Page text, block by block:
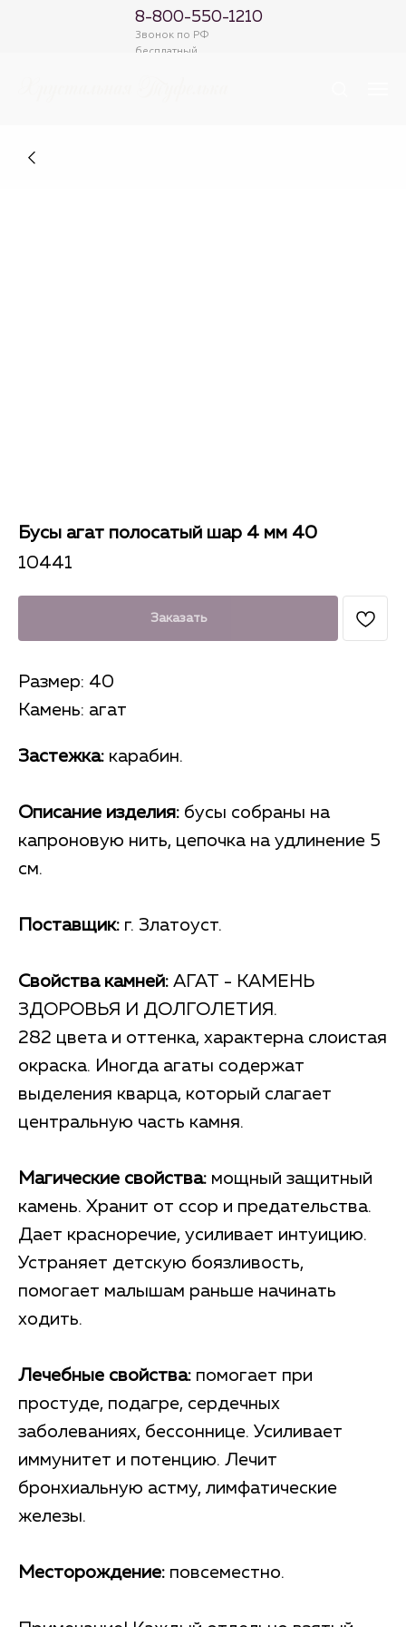
8-800-550-1210
Звонок по РФ
бесплатный
Бусы агат полосатый шар 4 мм 40
10441
Заказать
Застежка: карабин.
Описание изделия: бусы собраны на
капроновую нить, цепочка на удлинение 5
см.
Поставщик: г. Златоуст.
Свойства камней: АГАТ - КАМЕНЬ
ЗДОРОВЬЯ И ДОЛГОЛЕТИЯ.
282 цвета и оттенка, характерна слоистая
окраска. Иногда агаты содержат
выделения кварца, который слагает
центральную часть камня.
Магические свойства: мощный защитный
камень. Хранит от ссор и предательства.
Дает красноречие, усиливает интуицию.
Устраняет детскую боязливость,
помогает малышам раньше начинать
ходить.
Лечебные свойства: помогает при
простуде, подагре, сердечных
заболеваниях, бессоннице. Усиливает
иммунитет и потенцию. Лечит
бронхиальную астму, лимфатические
железы.
Месторождение: повсеместно.
Размер: 40
Камень: агат